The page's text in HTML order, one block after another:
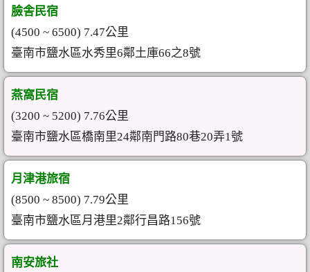
臉舎民宿
(4500 ~ 6500) 7.47公里
臺南市鹽水區水秀里6鄰土庫66之8號
燕窩民宿
(3200 ~ 5200) 7.76公里
臺南市鹽水區橋南里24鄰南門路80巷20弄1號
月津港旅宿
(8500 ~ 8500) 7.79公里
臺南市鹽水區月港里2鄰行昌路156號
南安旅社